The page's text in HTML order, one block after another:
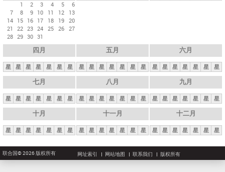
1
2 3 4 5
6
7
8 9 10 11 12
13
14 15 16 17 18 19 20
21
22 23 24 25 26 27
28 29 30 31
四月
星 星 星 星 星 星 星
五月
星 星 星 星 星 星 星
六月
星 星 星 星 星 星 星
七月
星 星 星 星 星 星 星
八月
星 星 星 星 星 星 星
九月
星 星 星 星 星 星 星
十月
星 星 星 星 星 星 星
十一月
星 星 星 星 星 星 星
十二月
星 星 星 星 星 星 星
联合国© 2026 版权所有 网址索引 网站地图 联系我们 版权所有